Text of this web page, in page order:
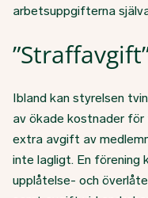
arbetsuppgifterna
Ibland kan styrelsen
av ökade kostnader
extra avgift av
inte lagligt. En
upplåtelse- och